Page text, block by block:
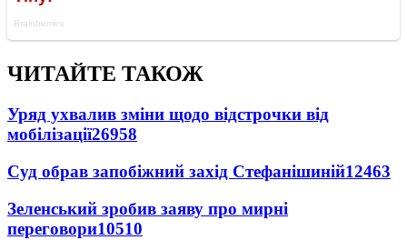
ЧИТАЙТЕ ТАКОЖ
Уряд ухвалив зміни щодо відстрочки від
мобілізації26958
Суд обрав запобіжний захід Стефанішиній12463
Зеленський зробив заяву про мирні
переговори10510